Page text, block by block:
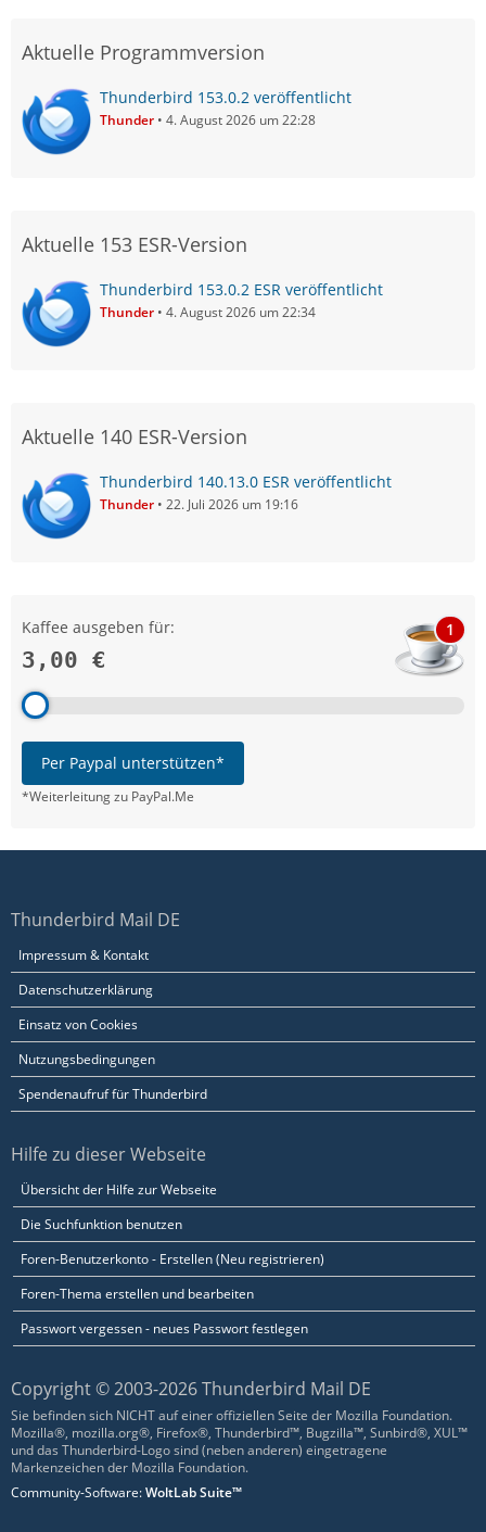
Aktuelle Programmversion
Thunderbird 153.0.2 veröffentlicht
Thunder 4. August 2026 um 22:28
Aktuelle 153 ESR-Version
Thunderbird 153.0.2 ESR veröffentlicht
Thunder 4. August 2026 um 22:34
Aktuelle 140 ESR-Version
Thunderbird 140.13.0 ESR veröffentlicht
Thunder 22. Juli 2026 um 19:16
Kaffee ausgeben für:
3,00 €
1
Per Paypal unterstützen*
*Weiterleitung zu PayPal.Me
Thunderbird Mail DE
Impressum & Kontakt
Datenschutzerklärung
Einsatz von Cookies
Nutzungsbedingungen
Spendenaufruf für Thunderbird
Hilfe zu dieser Webseite
Übersicht der Hilfe zur Webseite
Die Suchfunktion benutzen
Foren-Benutzerkonto - Erstellen (Neu registrieren)
Foren-Thema erstellen und bearbeiten
Passwort vergessen - neues Passwort festlegen
Copyright © 2003-2026 Thunderbird Mail DE
Sie befinden sich NICHT auf einer offiziellen Seite der Mozilla Foundation.
Mozilla®, mozilla.org®, Firefox®, Thunderbird™, Bugzilla™, Sunbird®, XUL™
und das Thunderbird-Logo sind (neben anderen) eingetragene
Markenzeichen der Mozilla Foundation.
Community-Software:WoltLab Suite™